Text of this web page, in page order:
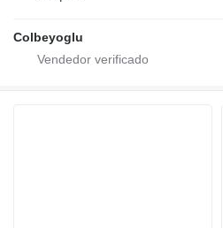
Colbeyoglu